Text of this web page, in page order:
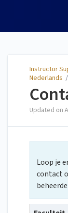
Instructor
Nederlands /
Updated on
Loop je
contact